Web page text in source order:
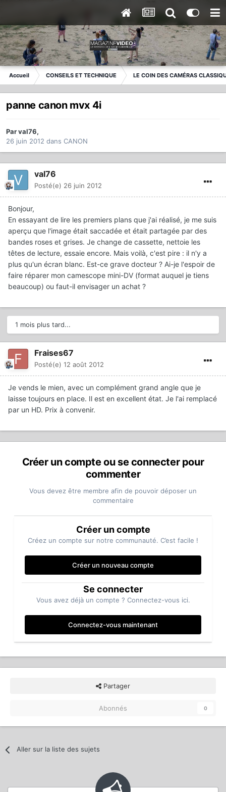
Accueil CONSEILS ET TECHNIQUE LE COIN DES CAMÉRAS
panne canon mvx 4i
Parval76,
26 juin 2012 dans CANON
val76
Posté(e) 26 juin 2012
Bonjour,
En essayant de lire les premiers plans que j'ai réalisé, je me suis
aperçu que l'image était saccadée et était partagée par des
bandes roses et grises. Je change de cassette, nettoie les
têtes de lecture, essaie encore. Mais voilà, c'est pire : il n'y a
plus qu'un écran blanc. Est-ce grave docteur ? Ai-je l'espoir de
faire réparer mon camescope mini-DV (format auquel je tiens
beaucoup) ou faut-il envisager un achat ?
1 mois plus tard...
Fraises67
Posté(e) 12 août 2012
Je vends le mien, avec un complément grand angle que je
laisse toujours en place. Il est en excellent état. Je l'ai remplacé
par un HD. Prix à convenir.
Créer un compte ou se connecter pour
commenter
Vous devez être membre afin de pouvoir déposer un
commentaire
Créer un compte
Créez un compte sur notre communauté. C’est facile !
Créer un nouveau compte
Se connecter
Vous avez déjà un compte ? Connectez-vous ici.
Connectez-vous maintenant
Partager
Abonnés 0
Aller sur la liste des sujets